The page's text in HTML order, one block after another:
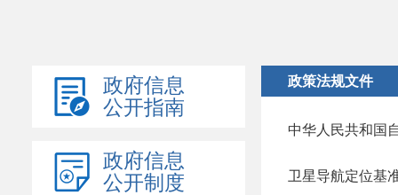
政府信息
公开指南
政府信息
公开制度
政策法规文件
中华人民共和国
卫星导航定位基